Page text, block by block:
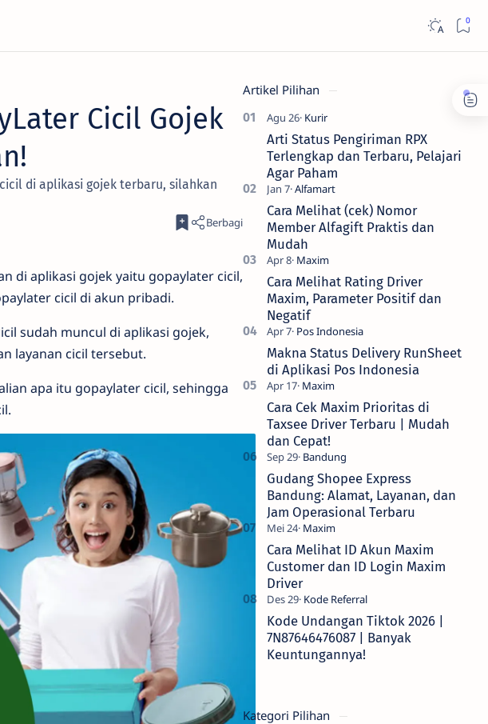
Cicil Gojek
di aplikasi gojek terbaru, silahkan
di aplikasi gojek yaitu gopaylater cicil,
cicil di akun pribadi.
sudah muncul di aplikasi gojek,
layanan cicil tersebut.
apa itu gopaylater cicil, sehingga
Artikel Pilihan
Arti Status Pengiriman RPX
Terlengkap dan Terbaru, Pelajari
Agar Paham
Cara Melihat (cek) Nomor
Member Alfagift Praktis dan
Mudah
Cara Melihat Rating Driver
Maxim, Parameter Positif dan
Negatif
Makna Status Delivery RunSheet
di Aplikasi Pos Indonesia
Cara Cek Maxim Prioritas di
Taxsee Driver Terbaru | Mudah
dan Cepat!
Gudang Shopee Express
Bandung: Alamat, Layanan, dan
Jam Operasional Terbaru
Cara Melihat ID Akun Maxim
Customer dan ID Login Maxim
Driver
Kode Undangan Tiktok 2026 |
7N87646476087 | Banyak
Keuntungannya!
Kategori Pilihan